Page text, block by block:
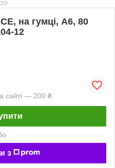
на гумці, А6, 80
12
сайті — 200 ₴
з